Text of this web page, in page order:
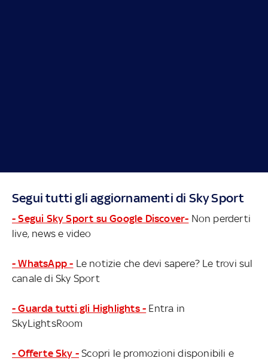
Segui tutti gli aggiornamenti di Sky Sport
- Segui Sky Sport su Google Discover- Non perderti
live, news e video
- WhatsApp - Le notizie che devi sapere? Le trovi sul
canale di Sky Sport
- Guarda tutti gli Highlights - Entra in
SkyLightsRoom
- Offerte Sky - Scopri le promozioni disponibili e